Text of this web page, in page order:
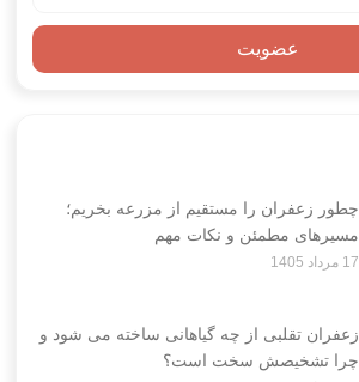
عضویت
چطور زعفران را مستقیم از مزرعه بخریم؛
مسیرهای مطمئن و نکات مهم
17 مرداد 1405
زعفران تقلبی از چه گیاهانی ساخته می شود و
چرا تشخیصش سخت است؟